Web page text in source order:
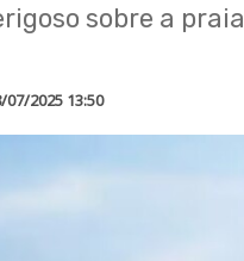
sobre a praia
07/2025 13:50